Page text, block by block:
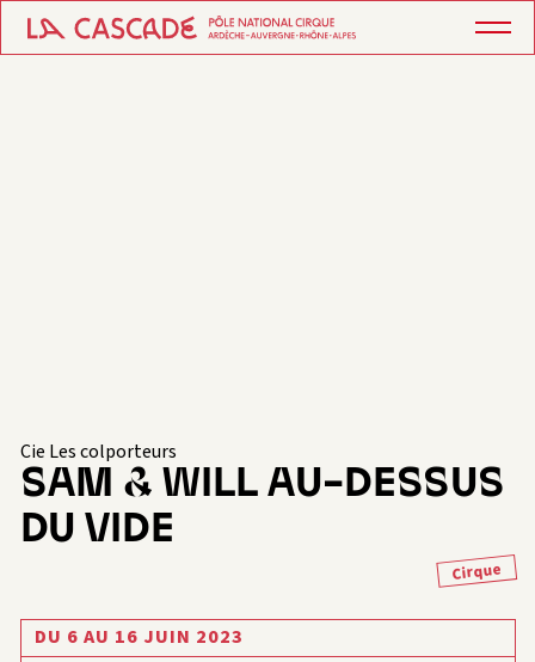
Cie Les colporteurs
SAM & WILL AU-DESSUS
DU VIDE
Cirque
DU 6 AU 16 JUIN 2023